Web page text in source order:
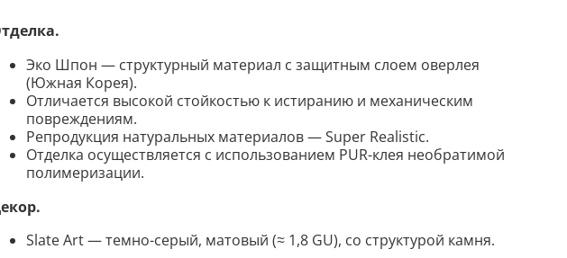
Эко Шпон — структурный материал с защитным слоем оверлея
(Южная Корея).
Отличается высокой стойкостью к истиранию и механическим
повреждениям.
Репродукция натуральных материалов — Super Realistic.
Отделка осуществляется с использованием PUR-клея необратимой
полимеризации.
.
Slate Art— темно-серый, матовый (≈ 1,8 GU), со структурой камня.